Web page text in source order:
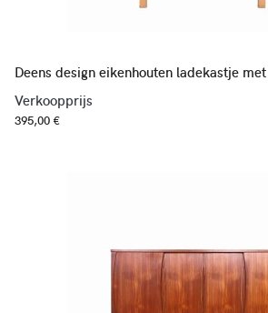
Deens design eikenhouten ladekastje
Verkoopprijs
395,00 €